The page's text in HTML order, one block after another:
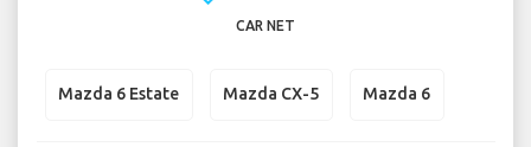
CAR NET
Mazda 6 Estate Mazda CX-5 Mazda 6